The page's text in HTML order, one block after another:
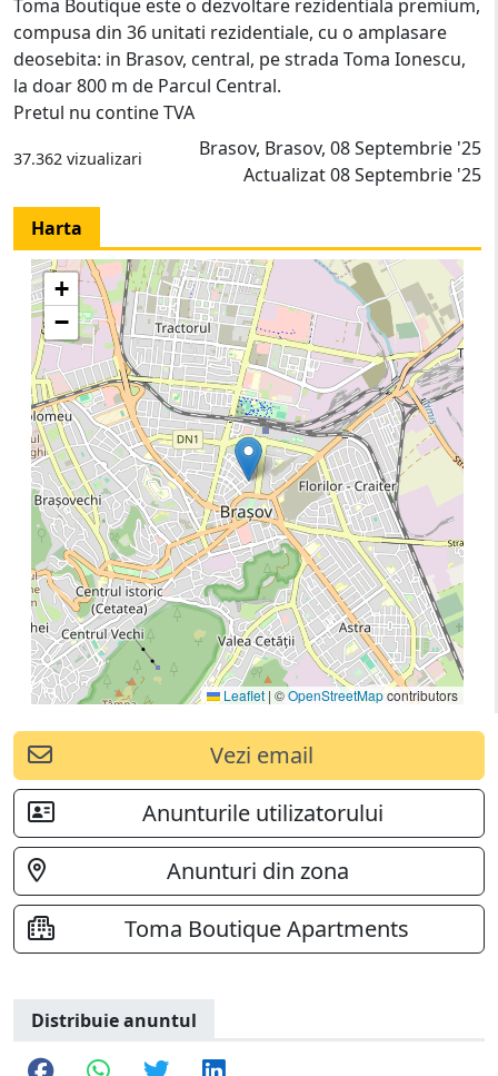
Toma Boutique este o dezvoltare rezidentiala premium,
compusa din 36 unitati rezidentiale, cu o amplasare
deosebita: in Brasov, central, pe strada Toma Ionescu,
la doar 800 m de Parcul Central.
Pretul nu contine TVA
37.362 vizualizari
Brasov, Brasov, 08 Septembrie '25
Actualizat 08 Septembrie '25
Harta
+
−
Leaflet | ©OpenStreetMapcontributors
Vezi email
Anunturile utilizatorului
Anunturi din zona
Toma Boutique Apartments
Distribuie anuntul